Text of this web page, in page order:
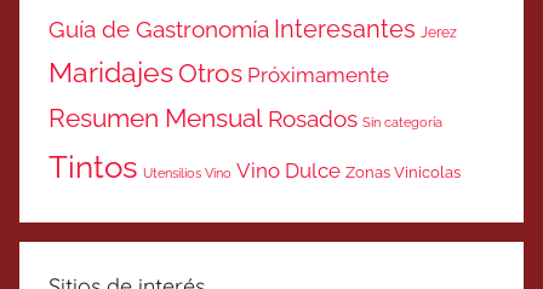
Guía de Gastronomía Interesantes Jerez
MaridajesOtros Próximamente
Resumen Mensual Rosados Sin categoría
Tintos Utensilios Vino Vino Dulce Zonas Vinicolas